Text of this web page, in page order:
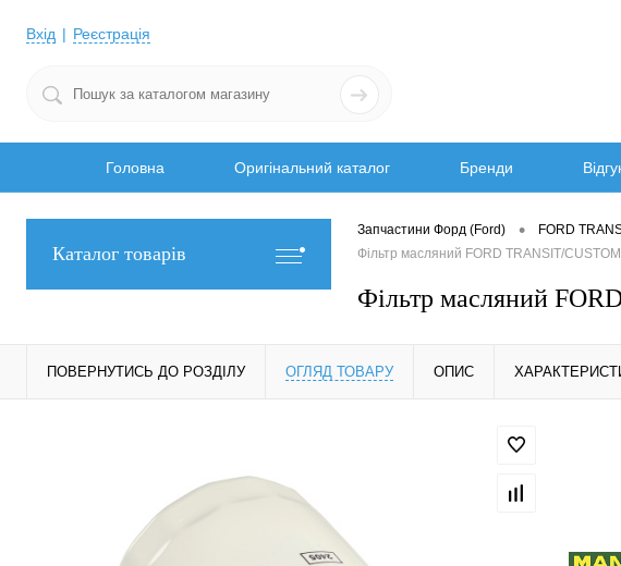
Вхід Реєстрація
Головна Оригінальний каталог Бренди
Каталог товарів
Запчастини Форд (Ford) • FORD
Фільтр масляний FORD TRANSIT/
Фільтр масляний
ПОВЕРНУТИСЬ ДО РОЗДІЛУ ОГЛЯД ТОВАРУ ОПИС